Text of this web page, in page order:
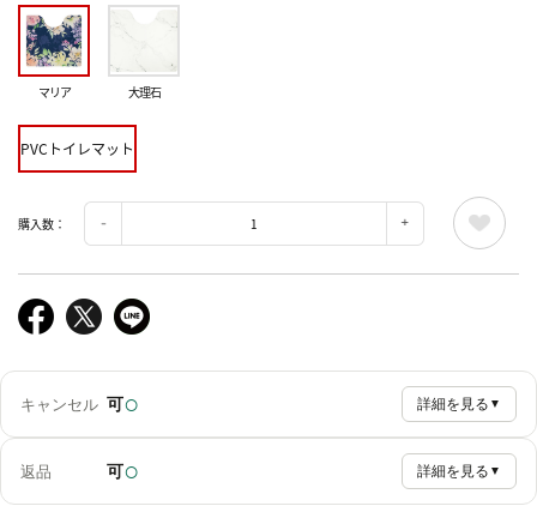
マリア 大理石
PVCトイレマット
購入数：
キャンセル 可○ 詳細を見る ▼
返品 可○ 詳細を見る ▼